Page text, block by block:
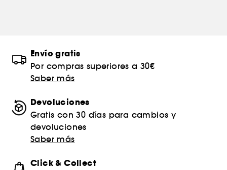
Envío gratis
Por compras superiores a 30€
Saber más
Devoluciones
Gratis con 30 días para cambios y
devoluciones
Saber más
Click & Collect